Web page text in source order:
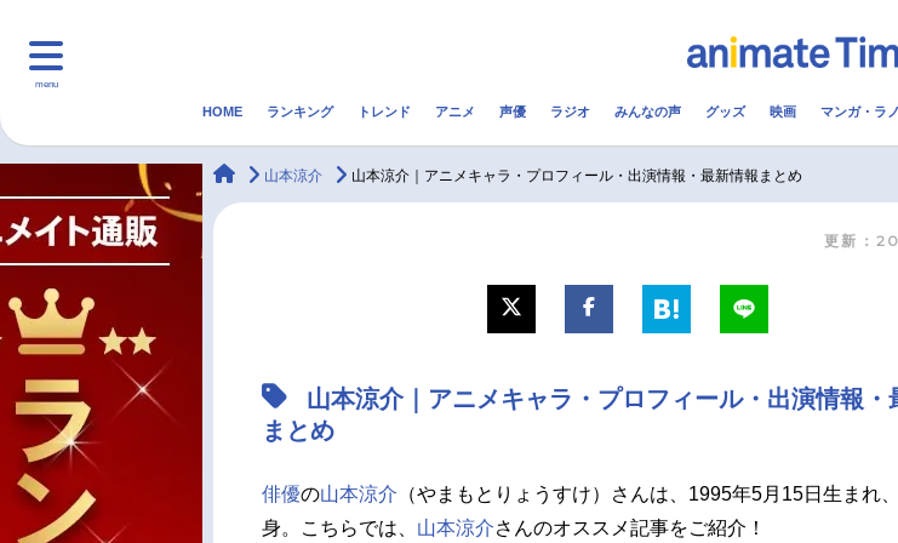
menu
マンガ・ラノベ
声優記事一覧
アニメ映画一覧
男性声優/女性声優一覧
HOME ランキング トレンド アニメ 声優 ラジオ みんなの声 グッズ 映画 マンガ・ラ
animateTimes
山本涼介 山本涼介｜アニメキャラ・プロフィール・出演情報・最新情報まとめ
更新：
山本涼介｜アニメキャラ・プロフィール・出演情報・
まとめ
俳優の山本涼介 （やまもとりょうすけ）さんは、1995年5月15日生まれ
身。こちらでは、 山本涼介さんのオススメ記事をご紹介！